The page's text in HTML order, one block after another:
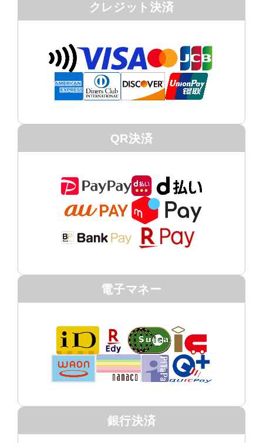
クレジット決済
QR決済
電子マネー
銀行決済